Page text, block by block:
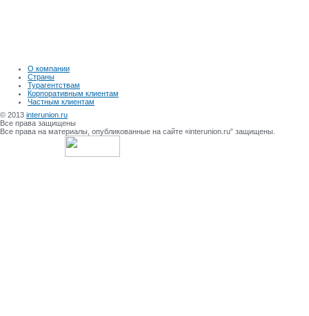
О компании
Страны
Турагентствам
Корпоративным клиентам
Частным клиентам
© 2013 interunion.ru
Все права защищены
Все права на материалы, опубликованные на сайте «interunion.ru” защищены.